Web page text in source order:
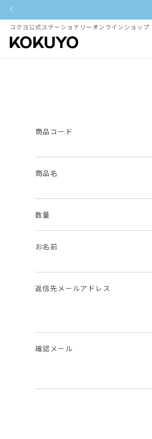
コクヨ公式ステーショナリーオンラインショップ
商品コード
商品名
数量
お名前
返信先メールアドレス
確認メール